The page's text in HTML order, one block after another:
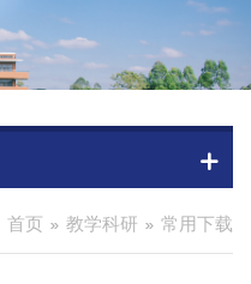
首页 教学科研 常用下载